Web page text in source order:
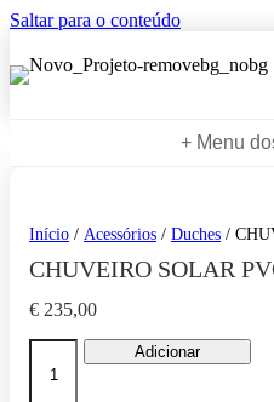
Saltar para o conteúdo
+ Menu
Início / Acessórios / Duches /
CHUVEIRO SOLAR
€ 235,00
Quantidade
Adicionar